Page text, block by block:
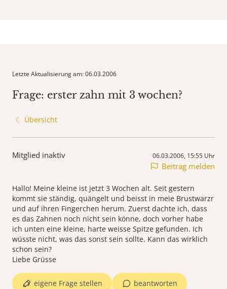
Letzte Aktualisierung am: 06.03.2006
Frage: erster zahn mit 3 wochen?
Übersicht
Mitglied inaktiv 06.03.2006, 15:55 Uhr
Beitrag melden
Hallo! Meine kleine ist jetzt 3 Wochen alt. Seit gestern
kommt sie ständig, quängelt und beisst in meie Brustwarzr
und auf ihren Fingerchen herum. Zuerst dachte ich, dass
es das Zahnen noch nicht sein könne, doch vorher habe
ich unten eine kleine, harte weisse Spitze gefunden. Ich
wüsste nicht, was das sonst sein sollte. Kann das wirklich
schon sein?
Liebe Grüsse
beantworten
eigene Frage stellen